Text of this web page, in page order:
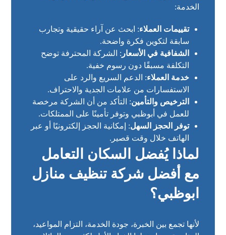
الخدمة:
تقييمات العملاء: ابحث عن آراء حقيقية وتجارب
سابقة لتكوين فكرة واضحة.
الشفافية في الأسعار : الشركة المحترفة توضح
التكلفة مسبقًا دون رسوم خفية.
خدمة العملاء: الدعم السريع والرد على
الاستفسارات من علامات الجدية والاحتراف.
الترخيص والتأمين: التأكد من أن الشركة مرخصة
للعمل في أبوظبي وتوفر تأمينًا على الممتلكات.
توفر الحجز السهل: إمكانية الحجز إلكترونيًا أو عبر
الهاتف خلال وقت قصير.
لماذا يُفضل السكان التعامل
مع أفضل شركة تنظيف منازل
ابوظبي؟
لأنها تجمع بين الخبرة، جودة الخدمة، التزام المواعيد،